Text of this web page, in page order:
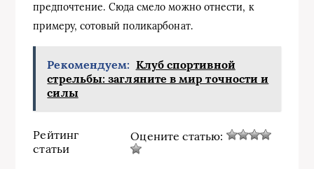
предпочтение. Сюда смело можно отнести, к
примеру, сотовый поликарбонат.
Рекомендуем: Клуб спортивной
стрельбы: загляните в мир точности и
силы
Рейтинг
статьи
Оцените статью: